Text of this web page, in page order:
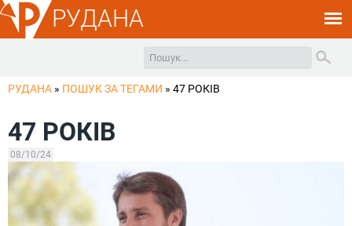
РУДАНА
РУДАНА » ПОШУК ЗА ТЕГАМИ » 47 РОКІВ
47 РОКІВ
08/10/24